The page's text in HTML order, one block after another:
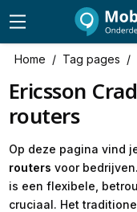
Home / Tag pages /
Ericsson
routers
Op deze pagina vind
routers voor
is een flexibele,
cruciaal. Het